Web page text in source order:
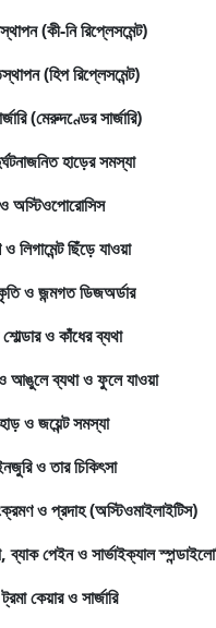
(কী-নি রিপ্লেসমেন্ট)
(হিপ রিপ্লেসমেন্ট)
(মেরুদণ্ডের সার্জারি)
হাড়ের সমস্যা
অস্টিওপোরোসিস
লিগামেন্ট ছিঁড়ে যাওয়া
ও জন্মগত ডিজঅর্ডার
ও কাঁধের ব্যথা
আঙুলে ব্যথা ও ফুলে যাওয়া
হাড় ও জয়েন্ট সমস্যা
ও তার চিকিৎসা
ও প্রদাহ (অস্টিওমাইলাইটিস)
ব্যাক পেইন ও সার্ভাইক্যাল
ট্রমা কেয়ার ও সার্জারি